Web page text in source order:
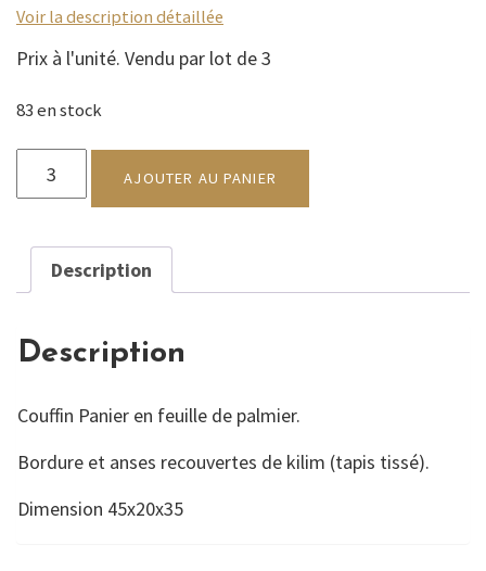
Voir la description détaillée
Prix à l'unité. Vendu par lot de 3
83 en stock
quantité
Couffin
AJOUTER AU PANIER
Description
Description
Couffin Panier en feuille de palmier.
Bordure et anses recouvertes de kilim (tapis tissé).
Dimension 45x20x35